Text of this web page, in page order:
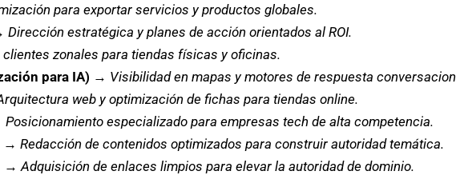
para exportar servicios y productos globales.
Dirección estratégica y planes de acción orientados al ROI.
zonales para tiendas físicas y oficinas.
para IA) → Visibilidad en mapas y motores de respuesta
web y optimización de fichas para tiendas online.
Posicionamiento especializado para empresas tech de alta competencia.
→ Redacción de contenidos optimizados para construir autoridad temática.
→ Adquisición de enlaces limpios para elevar la autoridad de dominio.